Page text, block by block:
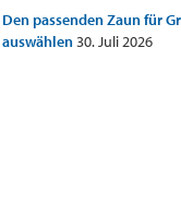
Den passenden Zaun für
auswählen30. Juli 2026